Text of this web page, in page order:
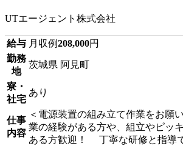
UTエージェント株式会社
給与 月収例208,000円
勤務
地
茨城県 阿見町
寮・
社宅
あり
仕事
内容
＜電源装置の組み立て作業をお願
業の経験がある方や、組立やピッ
ある方歓迎！ 丁寧な研修と指導